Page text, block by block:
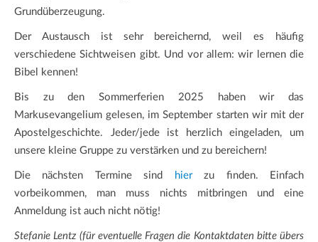
Grundüberzeugung.
Der Austausch ist sehr bereichernd, weil es häufig
verschiedene Sichtweisen gibt. Und vor allem: wir lernen die
Bibel kennen!
Bis zu den Sommerferien 2025 haben wir das
Markusevangelium gelesen, im September starten wir mit der
Apostelgeschichte. Jeder/jede ist herzlich eingeladen, um
unsere kleine Gruppe zu verstärken und zu bereichern!
Die nächsten Termine sind hierzu finden. Einfach
vorbeikommen, man muss nichts mitbringen und eine
Anmeldung ist auch nicht nötig!
Stefanie Lentz (für eventuelle Fragen die Kontaktdaten bitte übers